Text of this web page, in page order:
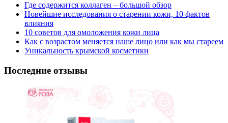
Где содержится коллаген – большой обзор
Новейшие исследования о старении кожи, 10 фактов
влияния
10 советов для омоложения кожи лица
Как с возрастом меняется наше лицо или как мы стареем
Уникальность крымской косметики
Последние отзывы